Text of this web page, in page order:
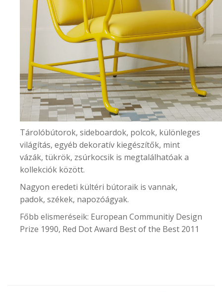
Tárolóbútorok, sideboardok, polcok, különleges
világítás, egyéb dekoratív kiegészítők, mint
vázák, tükrök, zsúrkocsik is megtalálhatóak a
kollekciók között.
Nagyon eredeti kültéri bútoraik is vannak,
padok, székek, napozóágyak.
Főbb elismeréseik: European Communitiy Design
Prize 1990, Red Dot Award Best of the Best 2011